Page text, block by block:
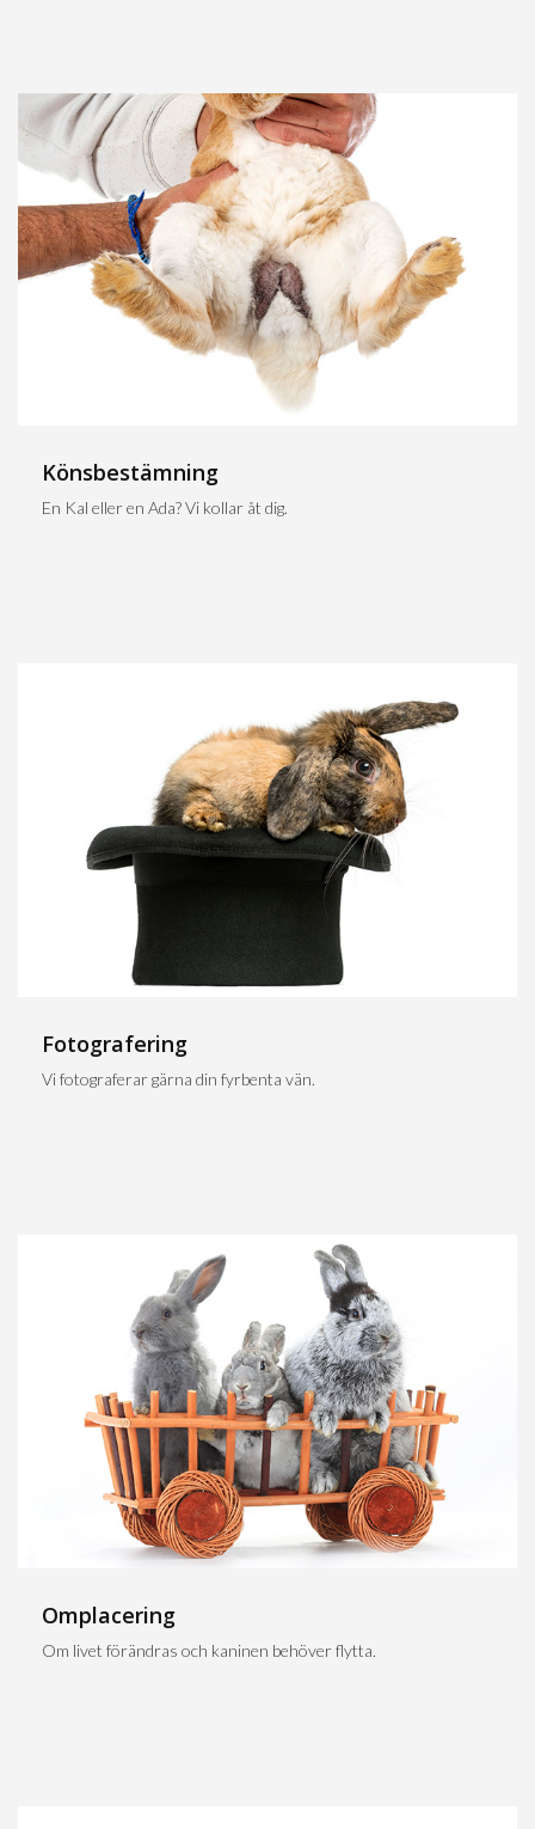
Könsbestämning
En Kal eller en Ada? Vi kollar åt dig.
Fotografering
Vi fotograferar gärna din fyrbenta vän.
Omplacering
Om livet förändras och kaninen behöver flytta.